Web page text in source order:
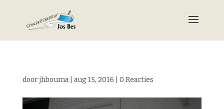
doorjhbouma| aug 15, 2016 0 Reacties